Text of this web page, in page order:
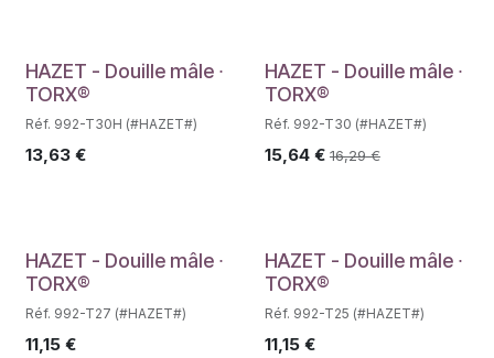
Déstockage
HAZET - Douille mâle ∙
TORX®
Réf. 992-T30H (#HAZET#)
13,63 €
HAZET - Douille mâle ∙
TORX®
Réf. 992-T30 (#HAZET#)
15,64€ 16,29€
Déstockage
HAZET - Douille mâle ∙
TORX®
Réf. 992-T27 (#HAZET#)
11,15 €
Déstockage
HAZET - Douille mâle ∙
TORX®
Réf. 992-T25 (#HAZET#)
11,15€